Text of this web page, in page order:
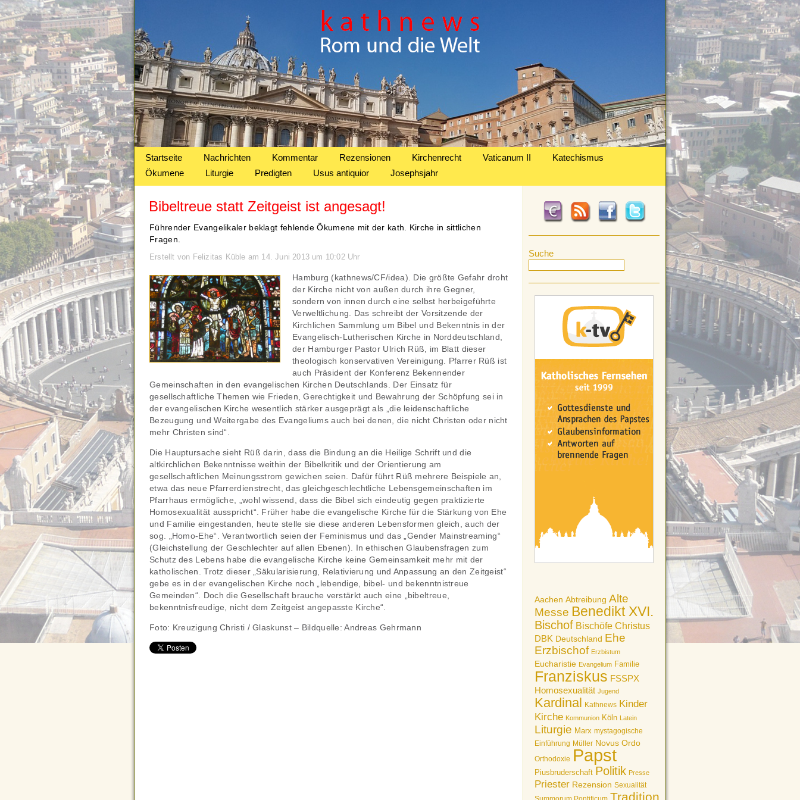
Startseite Nachrichten Kommentar Rezensionen Kirchenrecht Vaticanum II
Katechismus
Ökumene
Liturgie Predigten Usus antiquior Josephsjahr
Suche
Aachen Abtreibung Alte
Messe Benedikt XVI.
Bischof Bischöfe Christus
DBK Deutschland Ehe
Erzbischof Erzbistum
Eucharistie Evangelium Familie
Franziskus FSSPX
Homosexualität Jugend
Kardinal Kathnews Kinder
Kirche Kommunion Köln Latein
Liturgie Marx mystagogische
Einführung Müller Novus Ordo
Orthodoxie Papst
Piusbruderschaft Politik Presse
Priester Rezension Sexualität
Tradition
Bibeltreue statt Zeitgeist ist angesagt!
Führender Evangelikaler beklagt fehlende Ökumene mit der kath. Kirche in sittlichen
Fragen.
Erstellt von Felizitas Küble am 14. Juni 2013 um 10:02 Uhr
Hamburg (kathnews/CF/idea). Die größte Gefahr droht
der Kirche nicht von außen durch ihre Gegner,
sondern von innen durch eine selbst herbeigeführte
Verweltlichung. Das schreibt der Vorsitzende der
Kirchlichen Sammlung um Bibel und Bekenntnis in der
Evangelisch-Lutherischen Kirche in Norddeutschland,
der Hamburger Pastor Ulrich Rüß, im Blatt dieser
theologisch konservativen Vereinigung. Pfarrer Rüß ist
auch Präsident der Konferenz Bekennender
Gemeinschaften in den evangelischen Kirchen Deutschlands. Der Einsatz für
gesellschaftliche Themen wie Frieden, Gerechtigkeit und Bewahrung der Schöpfung sei in
der evangelischen Kirche wesentlich stärker ausgeprägt als „die leidenschaftliche
Bezeugung und Weitergabe des Evangeliums auch bei denen, die nicht Christen oder nicht
mehr Christen sind“.
Die Hauptursache sieht Rüß darin, dass die Bindung an die Heilige Schrift und die
altkirchlichen Bekenntnisse weithin der Bibelkritik und der Orientierung am
gesellschaftlichen Meinungsstrom gewichen seien. Dafür führt Rüß mehrere Beispiele an,
etwa das neue Pfarrerdienstrecht, das gleichgeschlechtliche Lebensgemeinschaften im
Pfarrhaus ermögliche, „wohl wissend, dass die Bibel sich eindeutig gegen praktizierte
Homosexualität ausspricht“. Früher habe die evangelische Kirche für die Stärkung von Ehe
und Familie eingestanden, heute stelle sie diese anderen Lebensformen gleich, auch der
sog. „Homo-Ehe“. Verantwortlich seien der Feminismus und das „Gender Mainstreaming“
(Gleichstellung der Geschlechter auf allen Ebenen). In ethischen Glaubensfragen zum
Schutz des Lebens habe die evangelische Kirche keine Gemeinsamkeit mehr mit der
katholischen. Trotz dieser „Säkularisierung, Relativierung und Anpassung an den Zeitgeist“
gebe es in der evangelischen Kirche noch „lebendige, bibel- und bekenntnistreue
Gemeinden“. Doch die Gesellschaft brauche verstärkt auch eine „bibeltreue,
bekenntnisfreudige, nicht dem Zeitgeist angepasste Kirche“.
Foto: Kreuzigung Christi / Glaskunst – Bildquelle: Andreas Gehrmann